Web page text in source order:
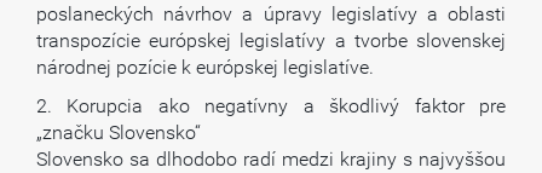
poslaneckých návrhov a úpravy legislatívy a oblasti
transpozície európskej legislatívy a tvorbe slovenskej
národnej pozície k európskej legislatíve.
2. Korupcia ako negatívny a škodlivý faktor pre
„značku Slovensko“
Slovensko sa dlhodobo radí medzi krajiny s najvyššou